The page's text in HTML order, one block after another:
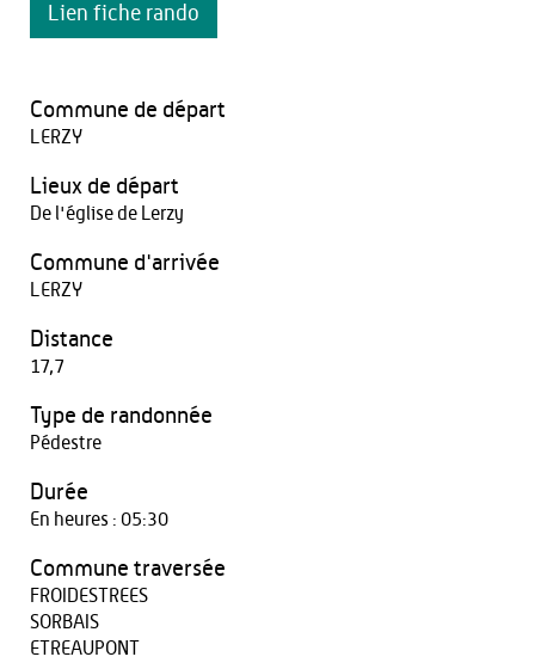
Lien fiche rando
Commune de départ
LERZY
Lieux de départ
De l'église de Lerzy
Commune d'arrivée
LERZY
Distance
17,7
Type de randonnée
Pédestre
Durée
En heures : 05:30
Commune traversée
FROIDESTREES
SORBAIS
ETREAUPONT